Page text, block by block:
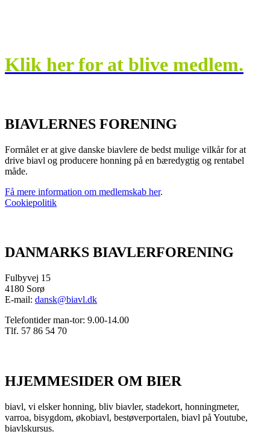
Klik her for at blive medlem.
BIAVLERNES FORENING
Formålet er at give danske biavlere de bedst mulige vilkår for at
drive biavl og producere honning på en bæredygtig og rentabel
måde.
Få mere information om medlemskab her.
Cookiepolitik
DANMARKS BIAVLERFORENING
Fulbyvej 15
4180 Sorø
E-mail: dansk@biavl.dk
Telefontider man-tor: 9.00-14.00
Tlf. 57 86 54 70
HJEMMESIDER OM BIER
biavl, vi elsker honning, bliv biavler, stadekort, honningmeter,
varroa, bisygdom, økobiavl, bestøverportalen, biavl på Youtube,
biavlskursus.